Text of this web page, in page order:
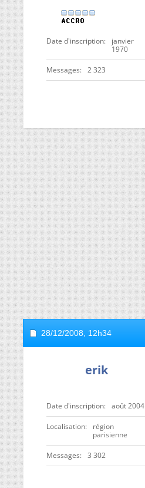
Date d'inscription
janvier
1970
Messages 2 323
28/12/2008, 12h34
erik
Date d'inscription août 2004
Localisation
région
parisienne
Messages 3 302